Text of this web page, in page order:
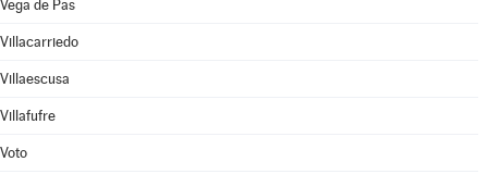
Vega de Pas
Villacarriedo
Villaescusa
Villafufre
Voto